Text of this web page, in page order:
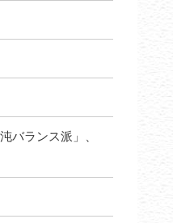
バランス派」、